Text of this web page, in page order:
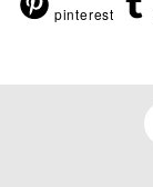
pinterest